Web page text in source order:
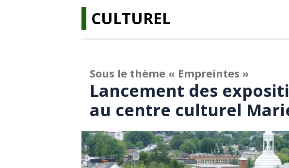
CULTUREL
Sous le thème « Empreintes »
Lancement des
au centre culturel